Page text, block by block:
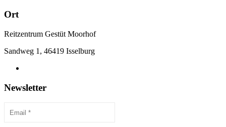
Ort
Reitzentrum Gestüt Moorhof
Sandweg 1, 46419 Isselburg
Newsletter